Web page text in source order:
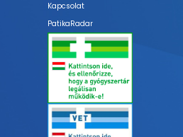
Kapcsolat
PatikaRadar